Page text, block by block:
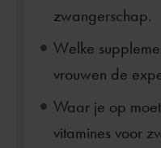
zwangerschap.
Welke
vrouwen de
Waar je op
vitamines voor